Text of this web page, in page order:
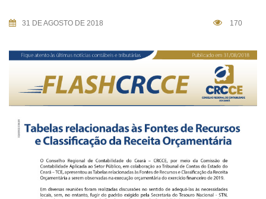
31 DE AGOSTO DE 2018 170